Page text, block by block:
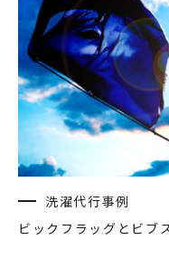
洗濯代行事例
ビックフラッグとビ